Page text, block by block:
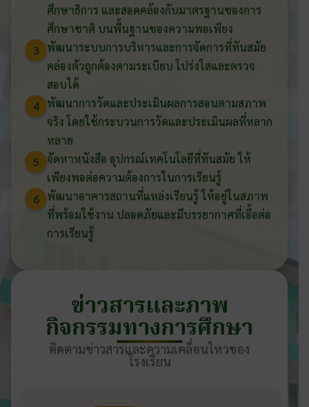
ศึกษาธิการ และสอดคล้องกับมาตรฐานของการ
ศึกษาชาติ บนพื้นฐานของความพอเพียง
3
พัฒนาระบบการบริหารและการจัดการที่ทันสมัย
คล่องตัวถูกต้องตามระเบียบ โปร่งใสและตรวจ
สอบได้
4 พัฒนาการวัดและประเมินผลการสอนตามสภาพ
จริง โดยใช้กระบวนการวัดและประเมินผลที่หลาก
หลาย
5 จัดหาหนังสือ อุปกรณ์เทคโนโลยีที่ทันสมัย ให้
เพียงพอต่อความต้องการในการเรียนรู้
6 พัฒนาอาคารสถานที่แหล่งเรียนรู้ ให้อยู่ในสภาพ
ที่พร้อมใช้งาน ปลอดภัยและมีบรรยากาศที่เอื้อต่อ
การเรียนรู้
ข่าวสารและภาพ
กิจกรรมทางการศึกษา
ติดตามข่าวสารและความเคลื่อนไหวของ
โรงเรียน